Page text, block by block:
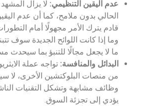
عدم اليقين التنظيمي: لا يزال
الحالي بدون ملامح، كما أن عدم
قادم يترك الأمر مجهولًا أمام
وما إذا كانت اللوائح الجديدة سوف
ما لا يجعل مجالًا للتنبؤ بما سيحدث
البدائل والمنافسة: تواجه عملة
من منصات البلوكتشين الأخرى، لا
وظائف مشابهة وتشكل التقنيات
يؤدي إلى تجزئة السوق.